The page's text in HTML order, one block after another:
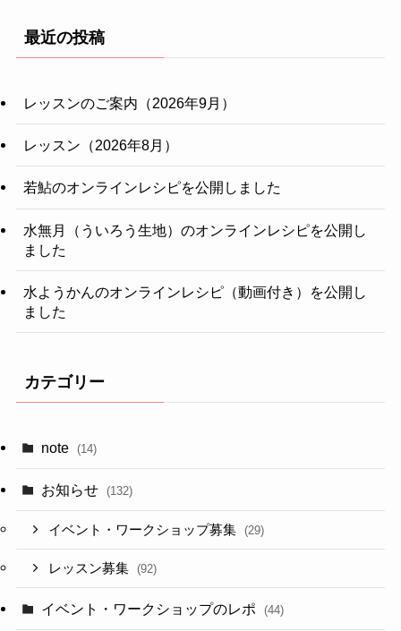
最近の投稿
レッスンのご案内（2026年9月）
レッスン（2026年8月）
若鮎のオンラインレシピを公開しました
水無月（ういろう生地）のオンラインレシピを公開し
ました
水ようかんのオンラインレシピ（動画付き）を公開し
ました
カテゴリー
note (14)
お知らせ (132)
イベント・ワークショップ募集 (29)
レッスン募集 (92)
イベント・ワークショップのレポ (44)